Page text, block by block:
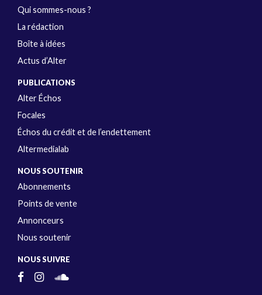
Qui sommes-nous ?
La rédaction
Boîte à idées
Actus d’Alter
PUBLICATIONS
Alter Échos
Focales
Échos du crédit et de l’endettement
Altermedialab
NOUS SOUTENIR
Abonnements
Points de vente
Annonceurs
Nous soutenir
NOUS SUIVRE